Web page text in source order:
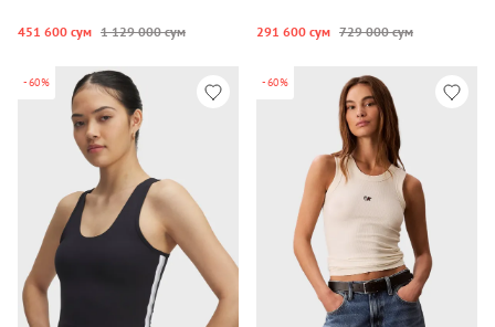
451 600 сум 1 129 000 сум 291 600 сум 729 000 сум
-60% -60%